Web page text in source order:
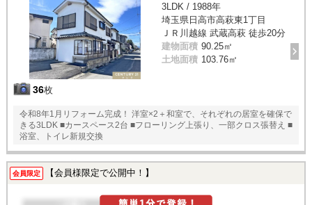
36枚
3LDK / 1988年
埼玉県日高市高萩東1丁目
ＪＲ川越線 武蔵高萩 徒歩20分
建物面積 90.25㎡
土地面積 103.76㎡
令和8年1月リフォーム完成！ 洋室×2＋和室で、それぞれの居室を確保で
きる3LDK ■カースペース2台 ■フローリング上張り、一部クロス張替え ■
浴室、トイレ新規交換
会員限定 【会員様限定で公開中！】